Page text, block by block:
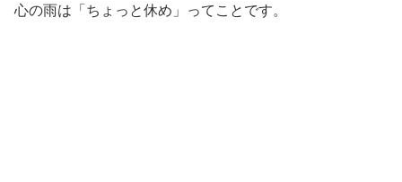
心の雨は「ちょっと休め」ってことです。